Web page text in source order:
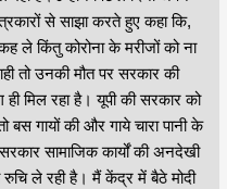
से साझा करते हुए कहा कि,
ले किंतु कोरोना के मरीजों को ना
तो उनकी मौत पर सरकार की
मिल रहा है। यूपी की सरकार को
बस गायों की और गाये चारा पानी के
सामाजिक कार्यों की अनदेखी
रुचि ले रही है। मैं केंद्र में बैठे मोदी